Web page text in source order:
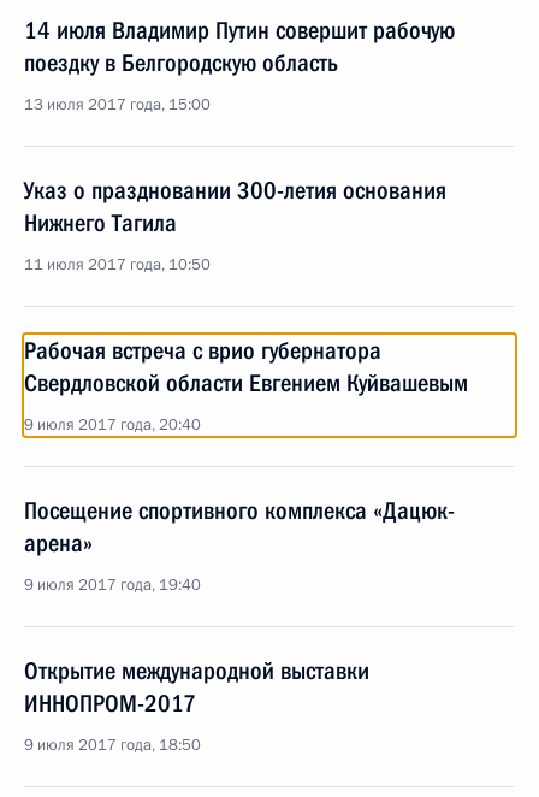
14 июля Владимир Путин совершит рабочую
поездку в Белгородскую область
13 июля 2017 года, 15:00
Указ о праздновании 300-летия основания
Нижнего Тагила
11 июля 2017 года, 10:50
Рабочая встреча с врио губернатора
Свердловской области Евгением Куйвашевым
9 июля 2017 года, 20:40
Посещение спортивного комплекса «Дацюк-
арена»
9 июля 2017 года, 19:40
Открытие международной выставки
ИННОПРОМ-2017
9 июля 2017 года, 18:50